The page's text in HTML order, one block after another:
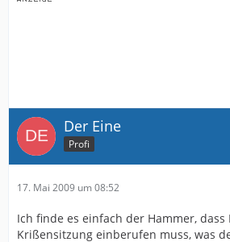
Der Eine
Profi
17. Mai 2009 um 08:52
Ich finde es einfach der Hammer, dass
Krißensitzung einberufen muss, was